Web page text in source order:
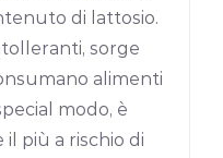
di lattosio.
sorge
alimenti
modo, è
il più a rischio di